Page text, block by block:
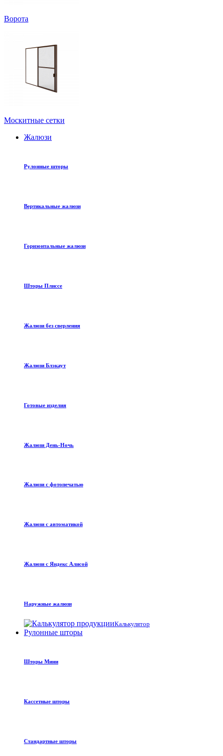
Ворота
Москитные сетки
Жалюзи
Рулонные шторы
Вертикальные жалюзи
Горизонтальные жалюзи
Шторы Плиссе
Жалюзи без сверления
Жалюзи Блэкаут
Готовые изделия
Жалюзи День-Ночь
Жалюзи с фотопечатью
Жалюзи с автоматикой
Жалюзи с Яндекс Алисой
Наружные жалюзи
Калькулятор
Рулонные шторы
Шторы Мини
Кассетные шторы
Стандартные шторы